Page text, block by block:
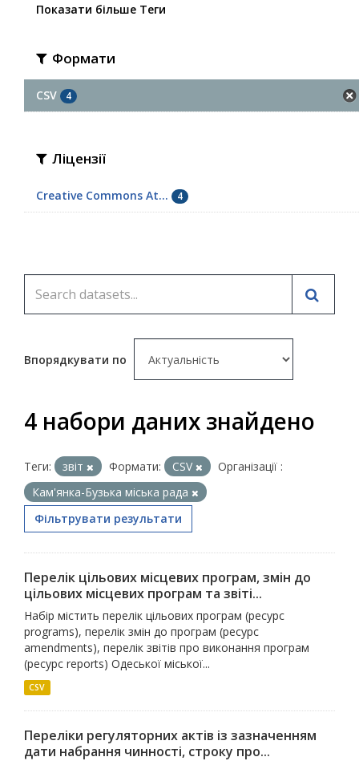
Показати більше Теги
Формати
CSV 4
Ліцензії
Creative Commons At... 4
Впорядкувати по
4 набори даних знайдено
Теги: звіт Формати: CSV
Організації :
Кам'янка-Бузька міська рада
Фільтрувати результати
Перелік цільових місцевих програм, змін до
цільових місцевих програм та звіті...
Набір містить перелік цільових програм (ресурс
programs), перелік змін до програм (ресурс
amendments), перелік звітів про виконання програм
(ресурс reports) Одеської міської...
CSV
Переліки регуляторних актів із зазначенням
дати набрання чинності, строку про...